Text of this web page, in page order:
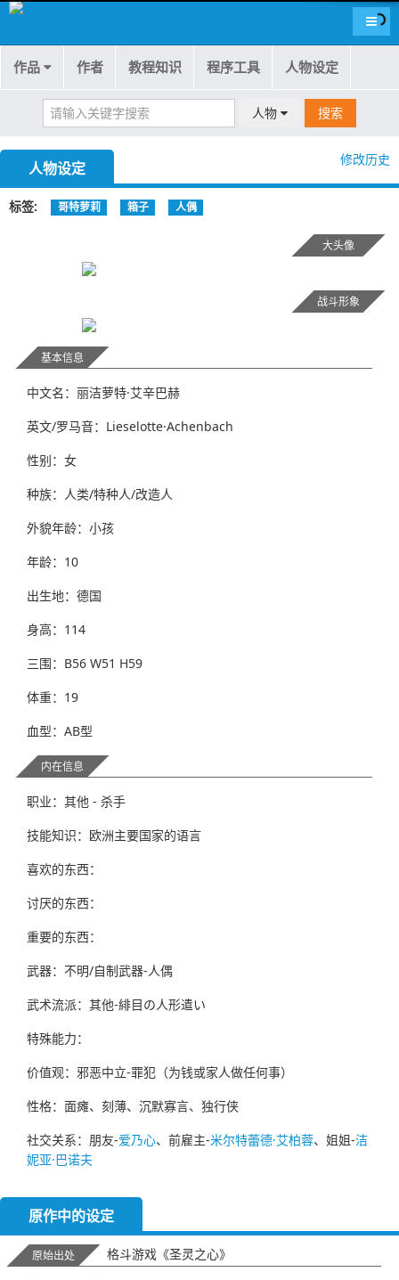
导航
作品 作者 教程知识 程序工具 人物设定
人物 搜索
人物设定 修改历史
标签 哥特萝莉 箱子 人偶
大头像
战斗形象
基本信息
中文名：丽洁萝特·艾辛巴赫
英文/罗马音：Lieselotte·Achenbach
性别：女
种族：人类/特种人/改造人
外貌年龄：小孩
年龄：10
出生地：德国
身高：114
三围：B56 W51 H59
体重：19
血型：AB型
内在信息
职业：其他 - 杀手
技能知识：欧洲主要国家的语言
喜欢的东西：
讨厌的东西：
重要的东西：
武器：不明/自制武器-人偶
武术流派：其他-緋目の人形遣い
特殊能力：
价值观：邪恶中立-罪犯（为钱或家人做任何事）
性格：面瘫、刻薄、沉默寡言、独行侠
社交关系：朋友-爱乃心、前雇主-米尔特蕾德·艾柏蓉、姐姐-洁
妮亚·巴诺夫
原作中的设定
原始出处 格斗游戏《圣灵之心》